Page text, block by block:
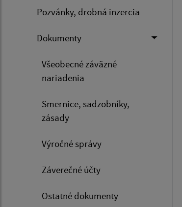
Pozvánky, drobná inzercia
Dokumenty
Všeobecné záväzné
nariadenia
Smernice, sadzobníky,
zásady
Výročné správy
Záverečné účty
Ostatné dokumenty